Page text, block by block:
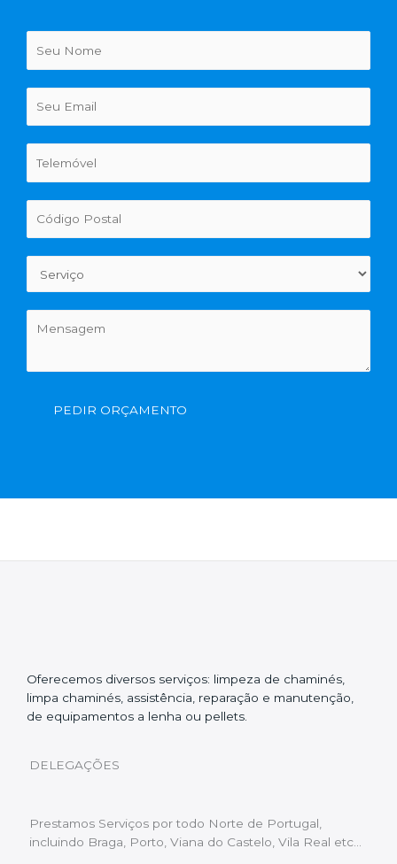
PEDIR ORÇAMENTO
Oferecemos diversos serviços: limpeza de chaminés,
limpa chaminés, assistência, reparação e manutenção,
de equipamentos a lenha ou pellets.
DELEGAÇÕES
Prestamos Serviços por todo Norte de Portugal,
incluindo Braga, Porto, Viana do Castelo, Vila Real etc…